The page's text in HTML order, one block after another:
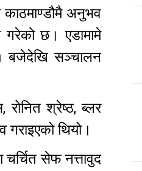
काठमाण्डौमै अनुभव
छ। एडामामे
बजेदेखि सञ्चालन
श्रेष्ठ, ब्लर
थियो।
सेफ नत्तावुद